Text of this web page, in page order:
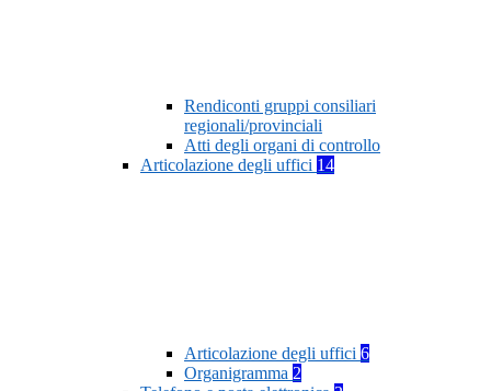
Rendiconti gruppi consiliari
regionali/provinciali
Atti degli organi di controllo
Articolazione degli uffici 14
Articolazione degli uffici 6
Organigramma 2